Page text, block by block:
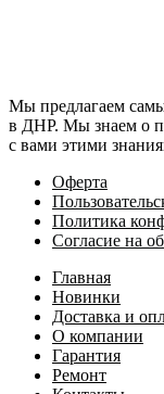
Мы предлагаем
в ДНР. Мы знаем о
с вами этими
Оферта
Политика
Согласие на
Главная
Новинки
Доставка и
О компании
Гарантия
Ремонт